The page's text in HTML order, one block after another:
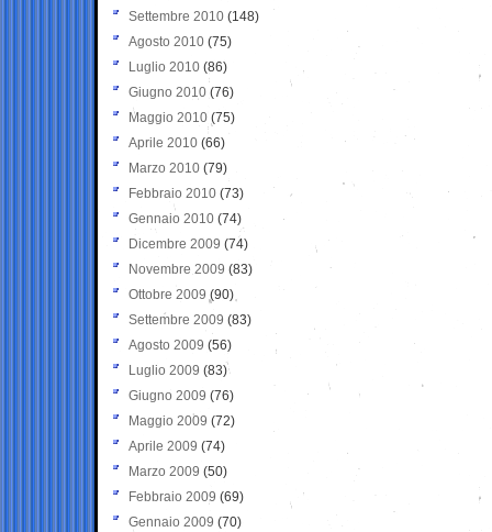
Settembre 2010 (148)
Agosto 2010 (75)
Luglio 2010 (86)
Giugno 2010 (76)
Maggio 2010 (75)
Aprile 2010 (66)
Marzo 2010 (79)
Febbraio 2010 (73)
Gennaio 2010 (74)
Dicembre 2009 (74)
Novembre 2009 (83)
Ottobre 2009 (90)
Settembre 2009 (83)
Agosto 2009 (56)
Luglio 2009 (83)
Giugno 2009 (76)
Maggio 2009 (72)
Aprile 2009 (74)
Marzo 2009 (50)
Febbraio 2009 (69)
Gennaio 2009 (70)